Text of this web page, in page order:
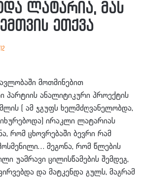
ლატარია, მას
ეთქვა
მოთმინებით
პარტიის ანალიტიკური პროექტის
( ამ ჯგუფს ხელმძღვანელობდა,
ირაკლი ლატარიას
რომ ცხოვრებაში ბევრი რამ
მეგონა, რომ წლების
უამრავი ცილისწამების შემდეგ,
და მატკენდა გულს, მაგრამ